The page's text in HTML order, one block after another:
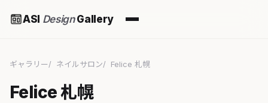
ASI DesignGallery
ギャラリー ネイルサロン Felice 札幌
Felice 札幌